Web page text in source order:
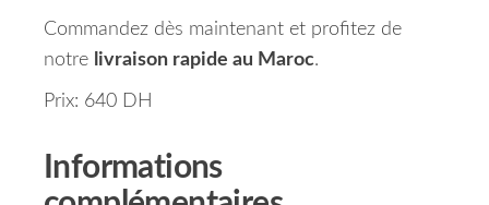
Commandez dès maintenant et profitez de
notre livraison rapide au Maroc.
Prix: 640 DH
Informations